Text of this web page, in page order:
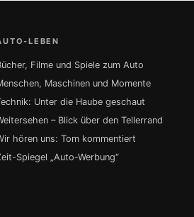
LEBEN
Filme und Spiele zum Auto
Maschinen und Momente
Unter die Haube geschaut
– Blick über den Tellerrand
hören uns: Tom kommentiert
Spiegel „Auto-Werbung“